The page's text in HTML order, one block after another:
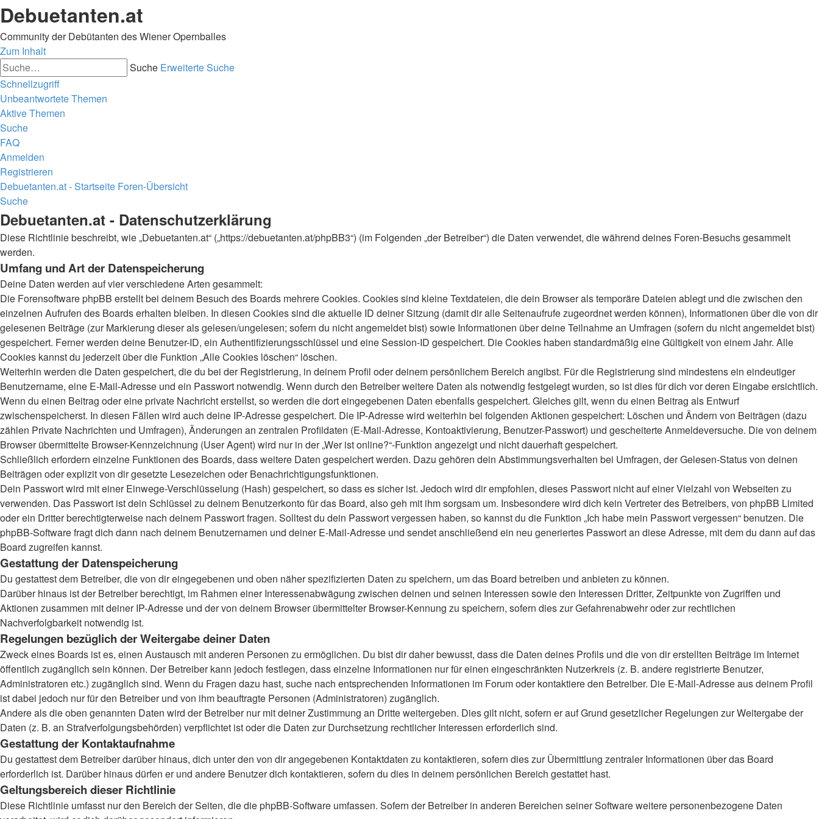
Debuetanten.at
Community der Debütanten des Wiener Opernballes
Zum Inhalt
Suche Erweiterte Suche
Schnellzugriff
Unbeantwortete Themen
Aktive Themen
Suche
FAQ
Anmelden
Registrieren
Debuetanten.at - Startseite Foren-Übersicht
Suche
Debuetanten.at - Datenschutzerklärung
Diese Richtlinie beschreibt, wie „Debuetanten.at“ („https://debuetanten.at/phpBB3“) (im Folgenden „der Betreiber“) die Daten verwendet, die während deines Foren-Besuchs gesammelt
werden.
Umfang und Art der Datenspeicherung
Deine Daten werden auf vier verschiedene Arten gesammelt:
Die Forensoftware phpBB erstellt bei deinem Besuch des Boards mehrere Cookies. Cookies sind kleine Textdateien, die dein Browser als temporäre Dateien ablegt und die zwischen den
einzelnen Aufrufen des Boards erhalten bleiben. In diesen Cookies sind die aktuelle ID deiner Sitzung (damit dir alle Seitenaufrufe zugeordnet werden können), Informationen über die von dir
gelesenen Beiträge (zur Markierung dieser als gelesen/ungelesen; sofern du nicht angemeldet bist) sowie Informationen über deine Teilnahme an Umfragen (sofern du nicht angemeldet bist)
gespeichert. Ferner werden deine Benutzer-ID, ein Authentifizierungsschlüssel und eine Session-ID gespeichert. Die Cookies haben standardmäßig eine Gültigkeit von einem Jahr. Alle
Cookies kannst du jederzeit über die Funktion „Alle Cookies löschen“ löschen.
Weiterhin werden die Daten gespeichert, die du bei der Registrierung, in deinem Profil oder deinem persönlichem Bereich angibst. Für die Registrierung sind mindestens ein eindeutiger
Benutzername, eine E-Mail-Adresse und ein Passwort notwendig. Wenn durch den Betreiber weitere Daten als notwendig festgelegt wurden, so ist dies für dich vor deren Eingabe ersichtlich.
Wenn du einen Beitrag oder eine private Nachricht erstellst, so werden die dort eingegebenen Daten ebenfalls gespeichert. Gleiches gilt, wenn du einen Beitrag als Entwurf
zwischenspeicherst. In diesen Fällen wird auch deine IP-Adresse gespeichert. Die IP-Adresse wird weiterhin bei folgenden Aktionen gespeichert: Löschen und Ändern von Beiträgen (dazu
zählen Private Nachrichten und Umfragen), Änderungen an zentralen Profildaten (E-Mail-Adresse, Kontoaktivierung, Benutzer-Passwort) und gescheiterte Anmeldeversuche. Die von deinem
Browser übermittelte Browser-Kennzeichnung (User Agent) wird nur in der „Wer ist online?“-Funktion angezeigt und nicht dauerhaft gespeichert.
Schließlich erfordern einzelne Funktionen des Boards, dass weitere Daten gespeichert werden. Dazu gehören dein Abstimmungsverhalten bei Umfragen, der Gelesen-Status von deinen
Beiträgen oder explizit von dir gesetzte Lesezeichen oder Benachrichtigungsfunktionen.
Dein Passwort wird mit einer Einwege-Verschlüsselung (Hash) gespeichert, so dass es sicher ist. Jedoch wird dir empfohlen, dieses Passwort nicht auf einer Vielzahl von Webseiten zu
verwenden. Das Passwort ist dein Schlüssel zu deinem Benutzerkonto für das Board, also geh mit ihm sorgsam um. Insbesondere wird dich kein Vertreter des Betreibers, von phpBB Limited
oder ein Dritter berechtigterweise nach deinem Passwort fragen. Solltest du dein Passwort vergessen haben, so kannst du die Funktion „Ich habe mein Passwort vergessen“ benutzen. Die
phpBB-Software fragt dich dann nach deinem Benutzernamen und deiner E-Mail-Adresse und sendet anschließend ein neu generiertes Passwort an diese Adresse, mit dem du dann auf das
Board zugreifen kannst.
Gestattung der Datenspeicherung
Du gestattest dem Betreiber, die von dir eingegebenen und oben näher spezifizierten Daten zu speichern, um das Board betreiben und anbieten zu können.
Darüber hinaus ist der Betreiber berechtigt, im Rahmen einer Interessenabwägung zwischen deinen und seinen Interessen sowie den Interessen Dritter, Zeitpunkte von Zugriffen und
Aktionen zusammen mit deiner IP-Adresse und der von deinem Browser übermittelter Browser-Kennung zu speichern, sofern dies zur Gefahrenabwehr oder zur rechtlichen
Nachverfolgbarkeit notwendig ist.
Regelungen bezüglich der Weitergabe deiner Daten
Zweck eines Boards ist es, einen Austausch mit anderen Personen zu ermöglichen. Du bist dir daher bewusst, dass die Daten deines Profils und die von dir erstellten Beiträge im Internet
öffentlich zugänglich sein können. Der Betreiber kann jedoch festlegen, dass einzelne Informationen nur für einen eingeschränkten Nutzerkreis (z. B. andere registrierte Benutzer,
Administratoren etc.) zugänglich sind. Wenn du Fragen dazu hast, suche nach entsprechenden Informationen im Forum oder kontaktiere den Betreiber. Die E-Mail-Adresse aus deinem Profil
ist dabei jedoch nur für den Betreiber und von ihm beauftragte Personen (Administratoren) zugänglich.
Andere als die oben genannten Daten wird der Betreiber nur mit deiner Zustimmung an Dritte weitergeben. Dies gilt nicht, sofern er auf Grund gesetzlicher Regelungen zur Weitergabe der
Daten (z. B. an Strafverfolgungsbehörden) verpflichtet ist oder die Daten zur Durchsetzung rechtlicher Interessen erforderlich sind.
Gestattung der Kontaktaufnahme
Du gestattest dem Betreiber darüber hinaus, dich unter den von dir angegebenen Kontaktdaten zu kontaktieren, sofern dies zur Übermittlung zentraler Informationen über das Board
erforderlich ist. Darüber hinaus dürfen er und andere Benutzer dich kontaktieren, sofern du dies in deinem persönlichen Bereich gestattet hast.
Geltungsbereich dieser Richtlinie
Diese Richtlinie umfasst nur den Bereich der Seiten, die die phpBB-Software umfassen. Sofern der Betreiber in anderen Bereichen seiner Software weitere personenbezogene Daten